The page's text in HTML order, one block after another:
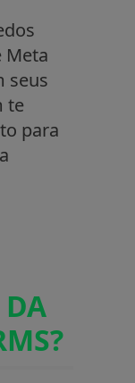
Meta
seus
te
para